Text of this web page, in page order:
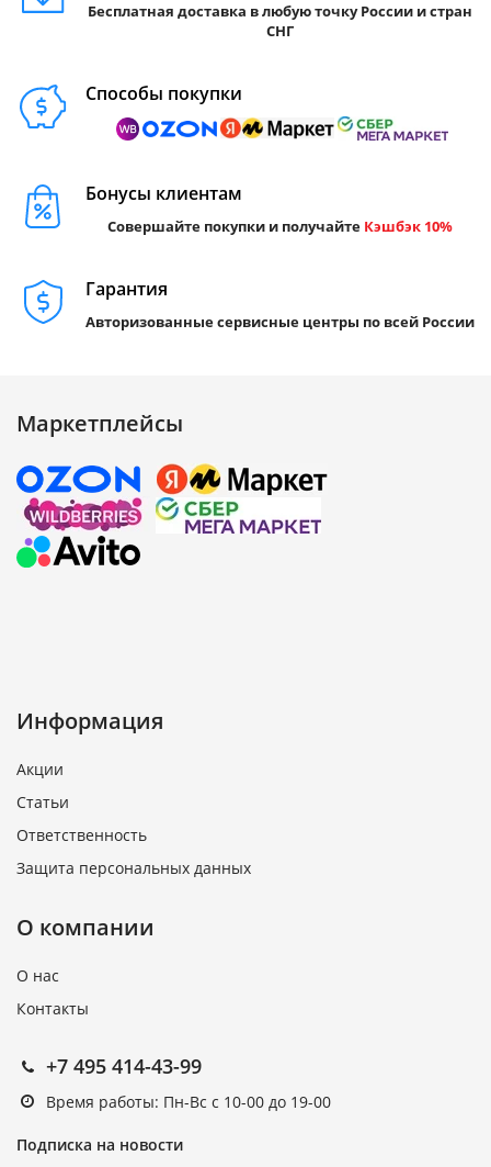
Бесплатная доставка в любую точку России и стран
СНГ
Способы покупки
Бонусы клиентам
Совершайте покупки и получайте Кэшбэк 10%
Гарантия
Авторизованные сервисные центры по всей России
Маркетплейсы
Информация
Акции
Статьи
Ответственность
Защита персональных данных
О компании
О нас
Контакты
+7 495 414-43-99
Время работы: Пн-Вс с 10-00 до 19-00
Подписка на новости